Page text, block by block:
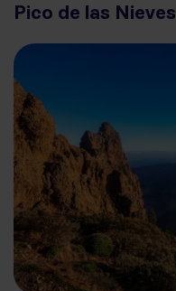
Pico de las Nieves